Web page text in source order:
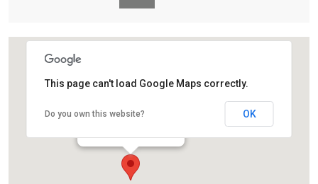
Palau Macaya
Passeig de Sant Joan, 108
This page can't load Google Maps correctly.
Do you own this website? OK